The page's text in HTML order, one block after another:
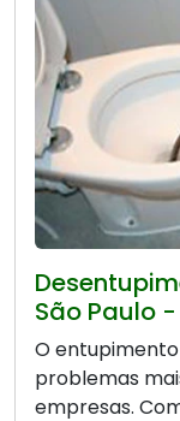
São Paulo -
O
problemas
empresas.